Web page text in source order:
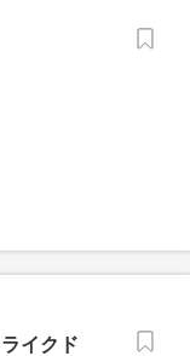
イクド